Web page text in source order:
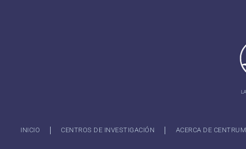
INICIO CENTROS DE INVESTIGACIÓN ACERCA DE